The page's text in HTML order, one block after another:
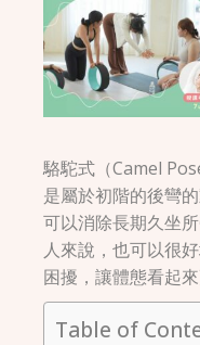
駱駝式（Camel
是屬於初階的後彎
可以消除長期久坐
人來說，也可以很
困擾，讓體態看起
Table of